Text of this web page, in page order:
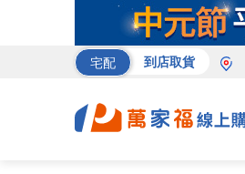
宅配 到店取貨